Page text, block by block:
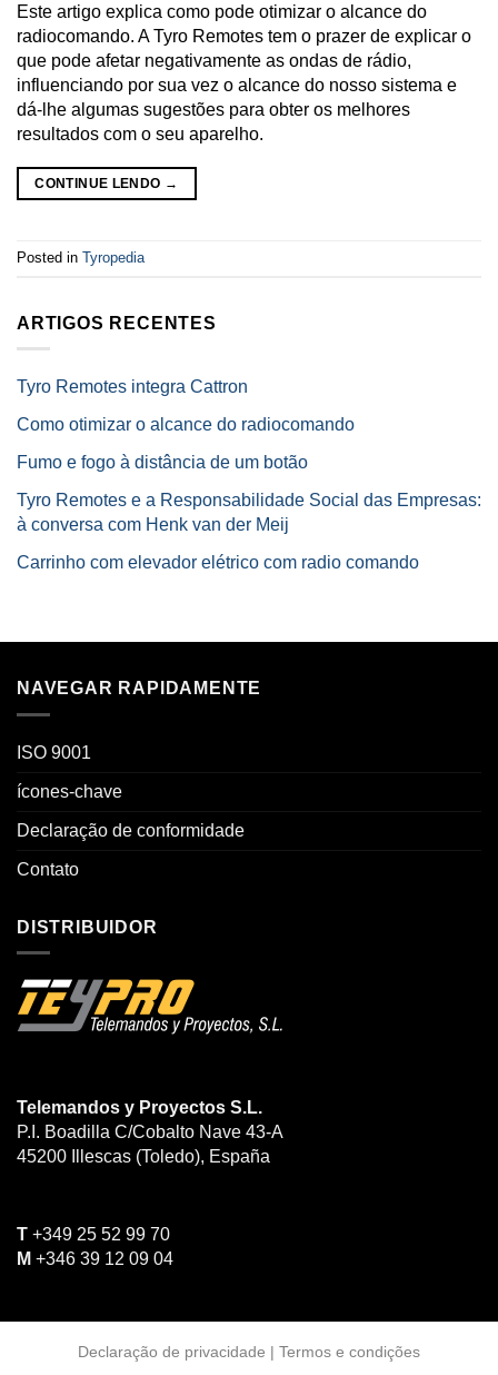
ARTIGOS RECENTES
Tyro Remotes integra Cattron
Como otimizar o alcance do radiocomando
Fumo e fogo à distância de um botão
Tyro Remotes e a Responsabilidade Social das Empresas:
à conversa com Henk van der Meij
Carrinho com elevador elétrico com radio comando
Este artigo explica como pode otimizar o alcance do
radiocomando. A Tyro Remotes tem o prazer de explicar o
que pode afetar negativamente as ondas de rádio,
influenciando por sua vez o alcance do nosso sistema e
dá-lhe algumas sugestões para obter os melhores
resultados com o seu aparelho.
CONTINUE LENDO →
Posted in Tyropedia
NAVEGAR RAPIDAMENTE
ISO 9001
ícones-chave
Declaração de conformidade
Contato
DISTRIBUIDOR
Telemandos y Proyectos S.L.
P.I. Boadilla C/Cobalto Nave 43-A
45200
Illescas (Toledo), España
T +349 25 52 99 70
M +346 39 12 09 04
Declaração de privacidade | Termos e condições